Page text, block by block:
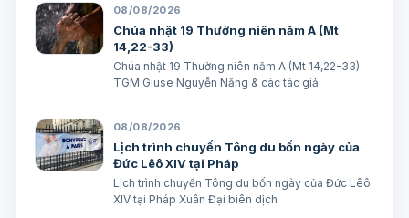
08/08/2026
Chúa nhật 19 Thường niên năm A (Mt
14,22-33)
Chúa nhật 19 Thường niên năm A (Mt 14,22-33)
TGM Giuse Nguyễn Năng & các tác giả
08/08/2026
Lịch trình chuyến Tông du bốn ngày của
Đức Lêô XIV tại Pháp
Lịch trình chuyến Tông du bốn ngày của Đức Lêô
XIV tại Pháp Xuân Đại biên dịch